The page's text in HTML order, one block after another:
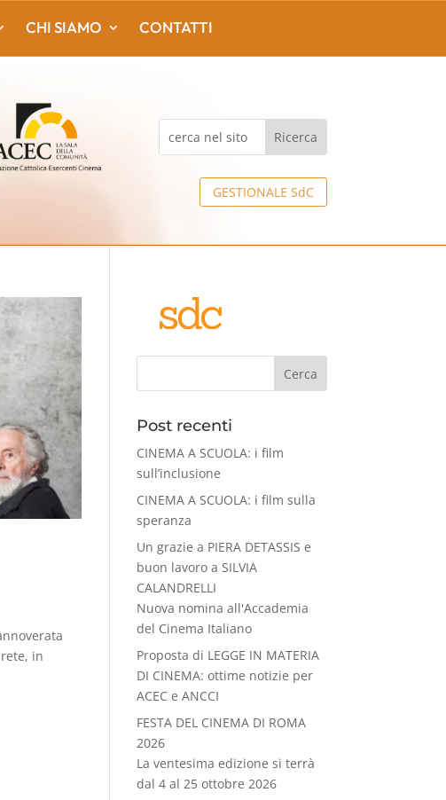
GESTIONALE SdC
CHI SIAMO CONTATTI
in
Cerca
Post recenti
CINEMA A SCUOLA: i film
sull’inclusione
CINEMA A SCUOLA: i film sulla
speranza
Un grazie a PIERA DETASSIS e
buon lavoro a SILVIA
CALANDRELLI
Nuova nomina all'Accademia
del Cinema Italiano
Proposta di LEGGE IN MATERIA
DI CINEMA: ottime notizie per
ACEC e ANCCI
FESTA DEL CINEMA DI ROMA
2026
La ventesima edizione si terrà
dal 4 al 25 ottobre 2026